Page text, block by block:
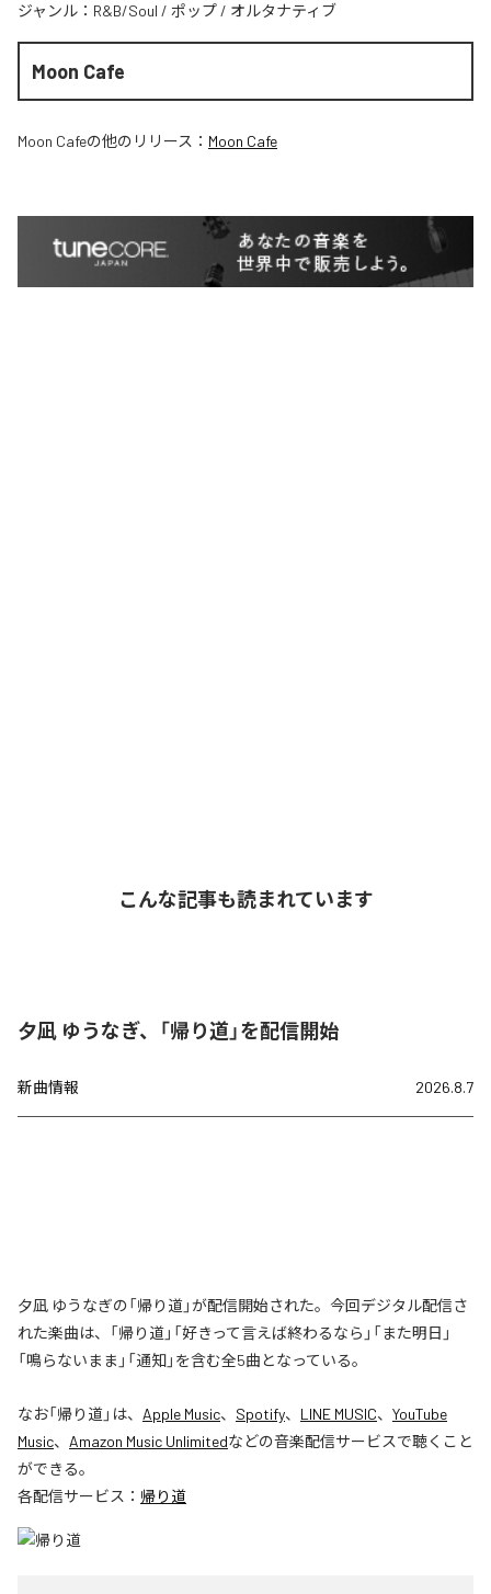
ジャンル： R&B/Soul / ポップ / オルタナティブ
Moon Cafe
Moon Cafeの他のリリース： Moon Cafe
こんな記事も読まれています
夕凪 ゆうなぎ、「帰り道」を配信開始
新曲情報 2026.8.7
夕凪 ゆうなぎの「帰り道」が配信開始された。今回デジタル配信さ
れた楽曲は、「帰り道」「好きって言えば終わるなら」「また明日」
「鳴らないまま」「通知」を含む全5曲となっている。
なお「帰り道」は、 Apple Music、 Spotify、 LINE MUSIC、 YouTube
Music、 Amazon Music Unlimitedなどの音楽配信サービスで聴くこと
ができる。
各配信サービス： 帰り道